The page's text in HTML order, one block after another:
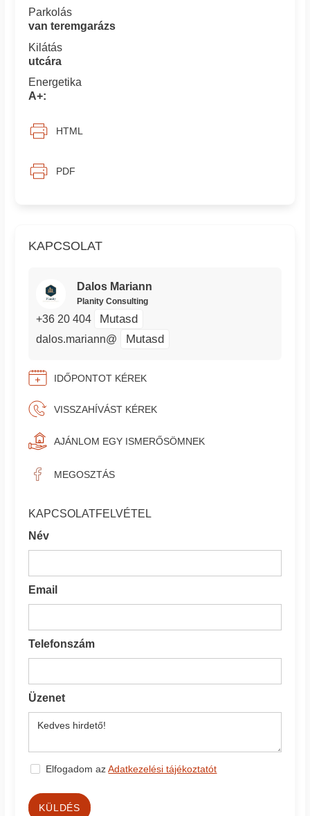
KAPCSOLAT
Dalos Mariann
Planity Consulting
+36 20 404 Mutasd
dalos.mariann@ Mutasd
IDŐPONTOT KÉREK
VISSZAHÍVÁST KÉREK
AJÁNLOM EGY ISMERŐSÖMNEK
MEGOSZTÁS
KAPCSOLATFELVÉTEL
Név
Email
Telefonszám
Üzenet
Elfogadom azAdatkezelési tájékoztatót
KÜLDÉS
Parkolás
van teremgarázs
Kilátás
utcára
Energetika
A+:
HTML
PDF